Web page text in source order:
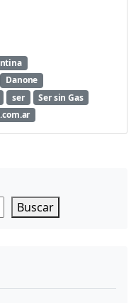
o
r
i
z
a
S
e
Danone
ser
Ser sin Gas
Buscar